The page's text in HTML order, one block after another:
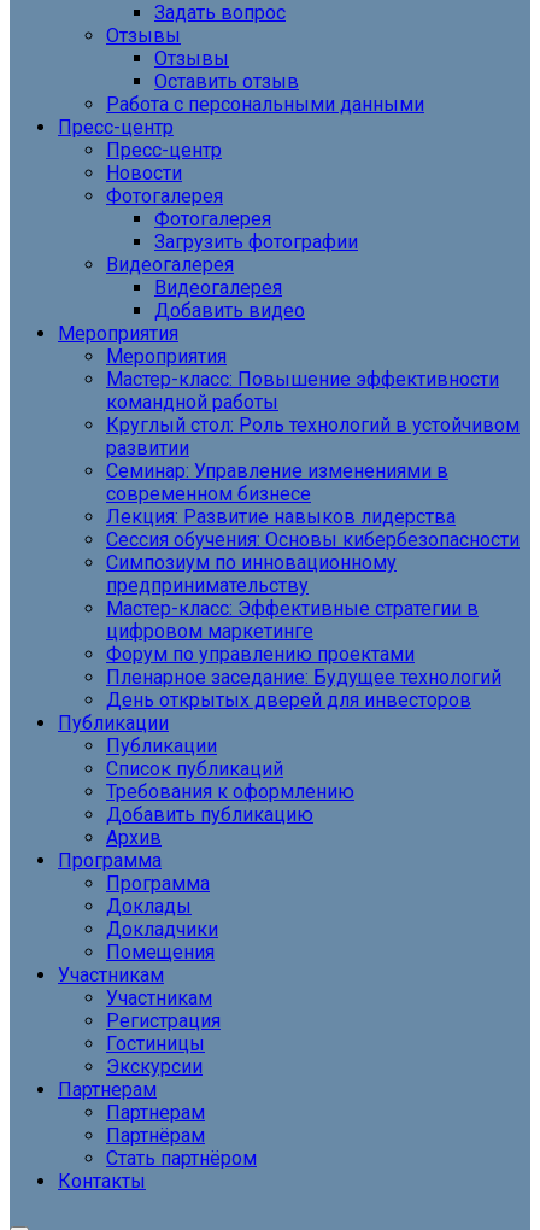
Задать вопрос
Отзывы
Отзывы
Оставить отзыв
Работа с персональными данными
Пресс-центр
Пресс-центр
Новости
Фотогалерея
Фотогалерея
Загрузить фотографии
Видеогалерея
Видеогалерея
Добавить видео
Мероприятия
Мероприятия
Мастер-класс: Повышение эффективности
командной работы
Круглый стол: Роль технологий в устойчивом
развитии
Семинар: Управление изменениями в
современном бизнесе
Лекция: Развитие навыков лидерства
Сессия обучения: Основы кибербезопасности
Симпозиум по инновационному
предпринимательству
Мастер-класс: Эффективные стратегии в
цифровом маркетинге
Форум по управлению проектами
Пленарное заседание: Будущее технологий
День открытых дверей для инвесторов
Публикации
Публикации
Список публикаций
Требования к оформлению
Добавить публикацию
Архив
Программа
Программа
Доклады
Докладчики
Помещения
Участникам
Участникам
Регистрация
Гостиницы
Экскурсии
Партнерам
Партнерам
Партнёрам
Стать партнёром
Контакты